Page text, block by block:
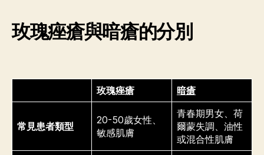
玫瑰痤瘡與暗瘡的分別
玫瑰痤瘡 暗瘡
常見患者類型
20-50歲女性、
敏感肌膚
青春期男女、荷
爾蒙失調、油性
或混合性肌膚